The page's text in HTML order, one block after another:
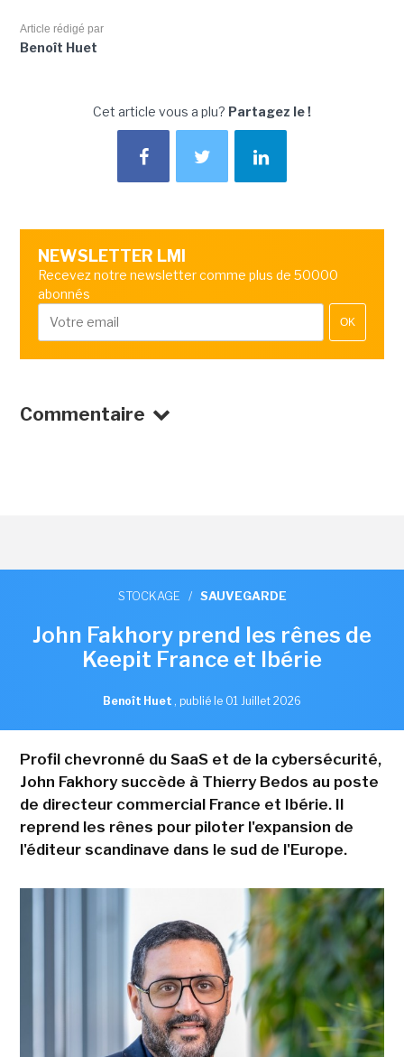
Article rédigé par
Benoît Huet
Cet article vous a plu? Partagez le !
NEWSLETTER LMI
Recevez notre newsletter comme plus de 50000
abonnés
OK
Commentaire
STOCKAGE / SAUVEGARDE
John Fakhory prend les rênes de
Keepit France et Ibérie
Benoît Huet , publié le 01 Juillet 2026
Profil chevronné du SaaS et de la cybersécurité,
John Fakhory succède à Thierry Bedos au poste
de directeur commercial France et Ibérie. Il
reprend les rênes pour piloter l'expansion de
l'éditeur scandinave dans le sud de l'Europe.